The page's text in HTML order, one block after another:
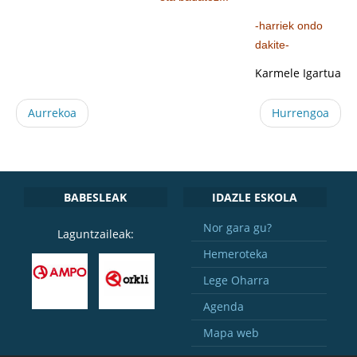
-harriek ondo
dakite-
Karmele Igartua
Aurrekoa Hurrengoa
BABESLEAK
Laguntzaileak:
IDAZLE ESKOLA
Nor gara gu?
Hemeroteka
Lege Oharra
Agenda
Mapa web